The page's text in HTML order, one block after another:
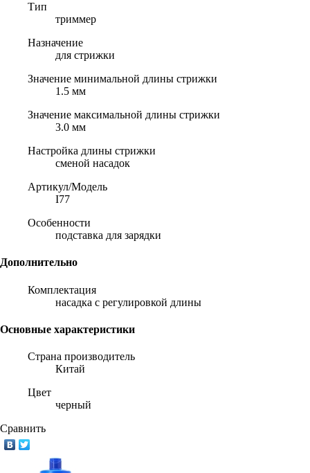
Тип
триммер
Назначение
для стрижки
Значение минимальной длины стрижки
1.5 мм
Значение максимальной длины стрижки
3.0 мм
Настройка длины стрижки
сменой насадок
Артикул/Модель
I77
Особенности
подставка для зарядки
Дополнительно
Комплектация
насадка с регулировкой длины
Основные характеристики
Страна производитель
Китай
Цвет
черный
Сравнить